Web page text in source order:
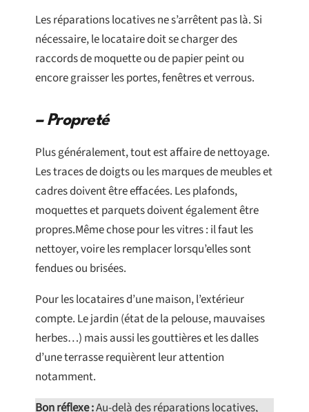
Les réparations locatives ne s’arrêtent pas là. Si
nécessaire, le locataire doit se charger des
raccords de moquette ou de papier peint ou
encore graisser les portes, fenêtres et verrous.
– Propreté
Plus généralement, tout est affaire de nettoyage.
Les traces de doigts ou les marques de meubles et
cadres doivent être effacées. Les plafonds,
moquettes et parquets doivent également être
propres.Même chose pour les vitres : il faut les
nettoyer, voire les remplacer lorsqu’elles sont
fendues ou brisées.
Pour les locataires d’une maison, l’extérieur
compte. Le jardin (état de la pelouse, mauvaises
herbes…) mais aussi les gouttières et les dalles
d’une terrasse requièrent leur attention
notamment.
Bon réflexe :Au-delà des réparations locatives,